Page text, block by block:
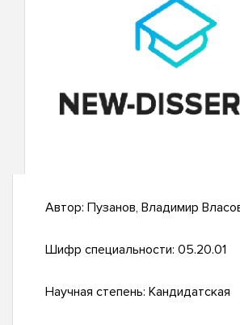
Автор: Пузанов, Владимир
Шифр специальности: 05.20.01
Научная степень: Кандидатская